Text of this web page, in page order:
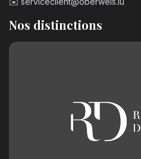
Nos distinctions